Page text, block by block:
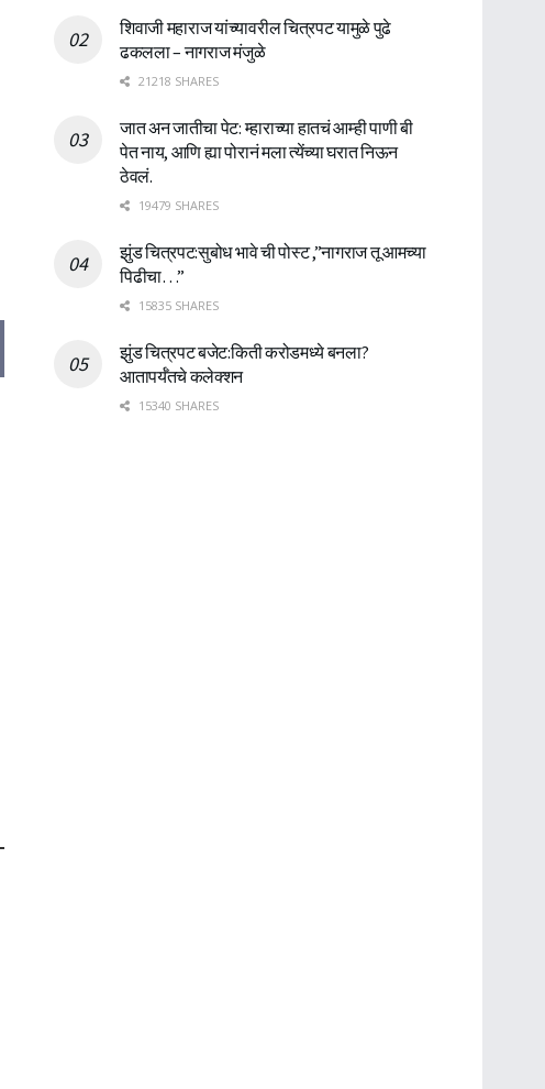
शिवाजी महाराज यांच्यावरील चित्रपट यामुळे पुढे
ढकलला – नागराज मंजुळे
21218 SHARES
जात अन जातीचा पेट: म्हाराच्या हातचं आम्ही पाणी बी
पेत नाय, आणि ह्या पोरानं मला त्येंच्या घरात निऊन
ठेवलं.
19479 SHARES
झुंड चित्रपट:सुबोध भावे ची पोस्ट ,”नागराज तू आमच्या
पिढीचा…”
15835 SHARES
झुंड चित्रपट बजेट:किती करोडमध्ये बनला?
आतापर्यँतचे कलेक्शन
15340 SHARES